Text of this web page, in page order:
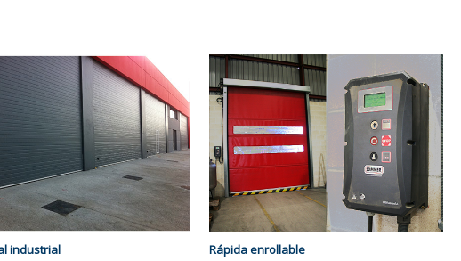
industrial Rápida enrollable